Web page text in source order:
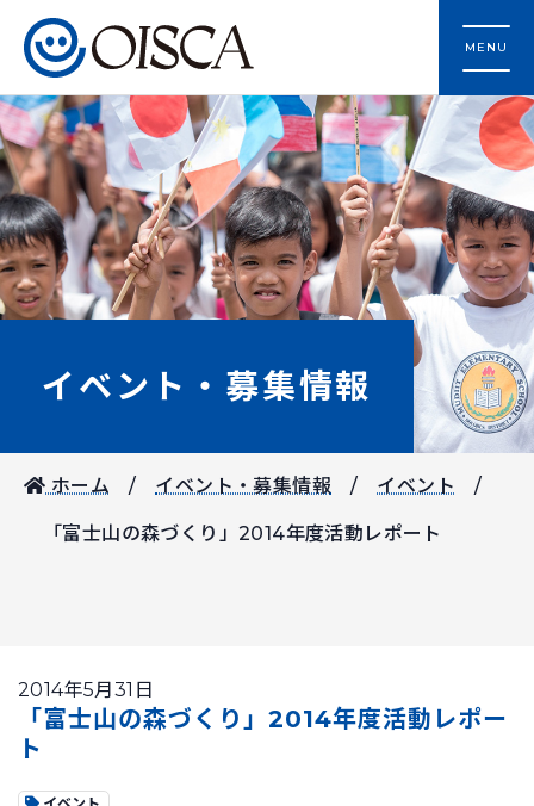
MENU
イベント・募集情報
ホーム イベント・募集情報 イベント
「富士山の森づくり」2014年度活動レポート
2014年5月31日
「富士山の森づくり」2014年度活動レポー
ト